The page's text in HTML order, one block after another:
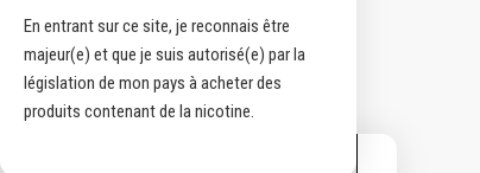
En entrant sur ce site, je reconnais être
majeur(e) et que je suis autorisé(e) par la
législation de mon pays à acheter des
produits contenant de la nicotine.
Voici le seul résultat